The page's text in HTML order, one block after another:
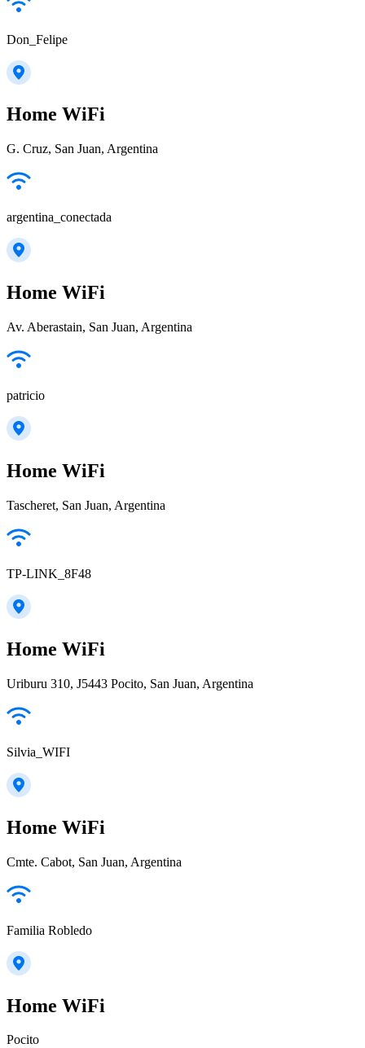
Don_Felipe
Home WiFi
G. Cruz, San Juan, Argentina
argentina_conectada
Home WiFi
Av. Aberastain, San Juan, Argentina
patricio
Home WiFi
Tascheret, San Juan, Argentina
TP-LINK_8F48
Home WiFi
Uriburu 310, J5443 Pocito, San Juan, Argentina
Silvia_WIFI
Home WiFi
Cmte. Cabot, San Juan, Argentina
Familia Robledo
Home WiFi
Pocito